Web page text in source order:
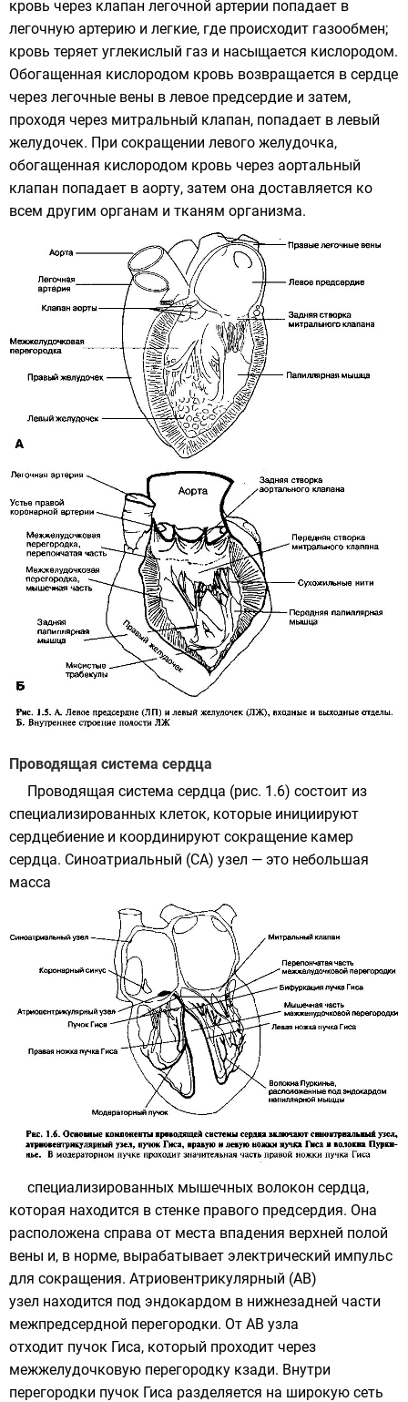
кровь через клапан легочной артерии попадает в
легочную артерию и легкие, где происходит газообмен;
кровь теряет углекислый газ и насыщается кислородом.
Обогащенная кислородом кровь возвращается в сердце
через легочные вены в левое предсердие и затем,
проходя через митральный клапан, попадает в левый
желудочек. При сокращении левого желудочка,
обогащенная кислородом кровь через аортальный
клапан попадает в аорту, затем она доставляется ко
всем другим органам и тканям организма.
Проводящая система сердца
Проводящая система сердца (рис. 1.6) состоит из
специализированных клеток, которые инициируют
сердцебиение и координируют сокращение камер
сердца. Синоатриальный (СА) узел — это небольшая
масса
специализированных мышечных волокон сердца,
которая находится в стенке правого предсердия. Она
расположена справа от места впадения верхней полой
вены и, в норме, вырабатывает электрический импульс
для сокращения. Атриовентрикулярный (АВ)
узел находится под эндокардом в нижнезадней части
межпредсердной перегородки. От АВ узла
отходит пучок Гиса, который проходит через
межжелудочковую перегородку кзади. Внутри
перегородки пучок Гиса разделяется на широкую сеть